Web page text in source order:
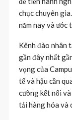
chục chuyên
năm nay và ước
Kênh đào nhân
gần đây nhất
vọng của
tế và hậu cần
cường kết nối
tải hàng hóa và